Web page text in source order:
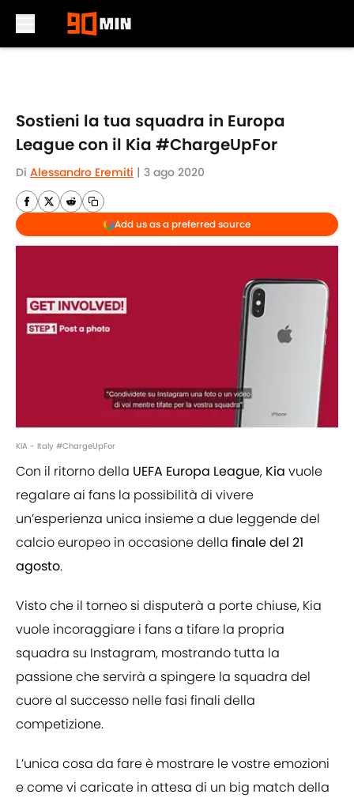
Sostieni la tua squadra in Europa
League con il Kia #ChargeUpFor
Di Alessandro Eremiti | 3 ago 2020
Add us as a preferred source
KIA - Italy #ChargeUpFor
Con il ritorno della UEFA Europa League, Kia vuole
regalare ai fans la possibilità di vivere
un’esperienza unica insieme a due leggende del
calcio europeo in occasione della finale del 21
agosto.
Visto che il torneo si disputerà a porte chiuse, Kia
vuole incoraggiare i fans a tifare la propria
squadra su Instagram, mostrando tutta la
passione che servirà a spingere la squadra del
cuore al successo nelle fasi finali della
competizione.
L’unica cosa da fare è mostrare le vostre emozioni
e come vi caricate in attesa di un big match della